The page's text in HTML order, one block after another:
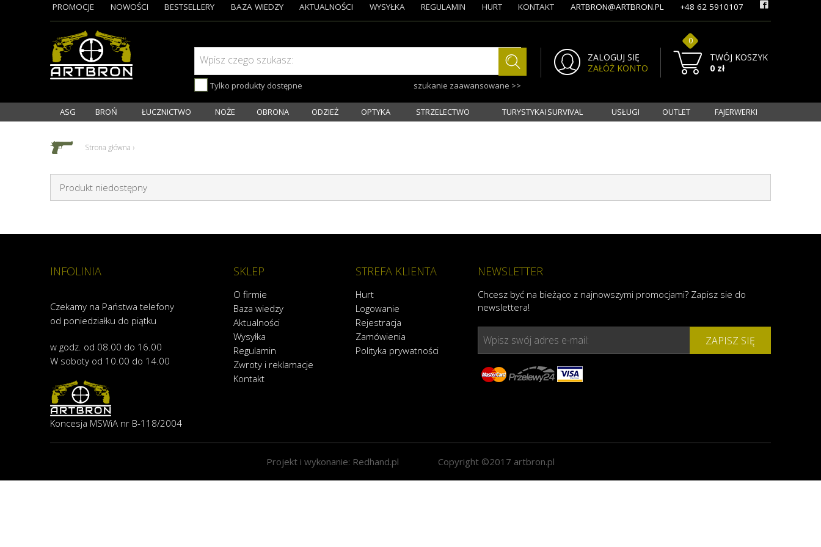
Wpisz czego szukasz:
Tylko produkty dostępne szukanie zaawansowane >>
ZALOGUJ SIĘ
ZAŁÓŻ KONTO
TWÓJ KOSZYK
0
0 zł
PROMOCJE NOWOŚCI BESTSELLERY BAZA WIEDZY AKTUALNOŚCI WYSYŁKA REGULAMIN HURT KONTAKT ARTBRON@ARTBRON.PL +48 62 5910107
ASG BROŃ ŁUCZNICTWO NOŻE OBRONA ODZIEŻ OPTYKA STRZELECTWO TURYSTYKA I SURVIVAL USŁUGI OUTLET FAJERWERKI
Strona główna ›
Produkt niedostępny
INFOLINIA
Czekamy na Państwa telefony
od poniedziałku do piątku
w godz. od 08.00 do 16.00
W soboty od 10.00 do 14.00
Koncesja MSWiA nr B-118/2004
SKLEP
O firmie
Baza wiedzy
Aktualności
Wysyłka
Regulamin
Zwroty i reklamacje
Kontakt
STREFA KLIENTA
Hurt
Logowanie
Rejestracja
Zamówienia
Polityka prywatności
NEWSLETTER
Chcesz być na bieżąco z najnowszymi promocjami? Zapisz sie do
newslettera!
Wpisz swój adres e-mail: ZAPISZ SIĘ
Projekt i wykonanie: Redhand.pl Copyright ©2017 artbron.pl